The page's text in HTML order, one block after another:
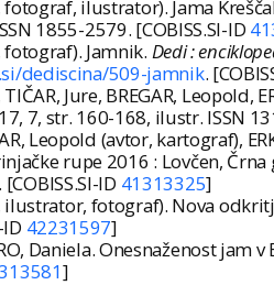
fotograf, ilustrator). Jama
1855-2579. [COBISS.SI-ID
fotograf). Jamnik. Dedi :
dediscina/509-jamnik.
Jure, BREGAR,
7, str. 160-168, ilustr. ISSN
Leopold (avtor, kartograf),
rupe 2016 : Lovčen,
ID 41313325]
ilustrator, fotograf). Nova
42231597]
Daniela. Onesnaženost jam
]